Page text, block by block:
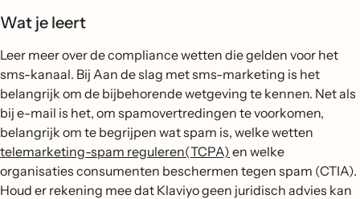
Wat je leert
Leer meer over de compliance wetten die gelden voor het
sms-kanaal. Bij Aan de slag met sms-marketing is het
belangrijk om de bijbehorende wetgeving te kennen. Net als
bij e-mail is het, om spamovertredingen te voorkomen,
belangrijk om te begrijpen wat spam is, welke wetten
telemarketing-spam reguleren(TCPA) en welke
organisaties consumenten beschermen tegen spam (CTIA).
Houd er rekening mee dat Klaviyo geen juridisch advies kan